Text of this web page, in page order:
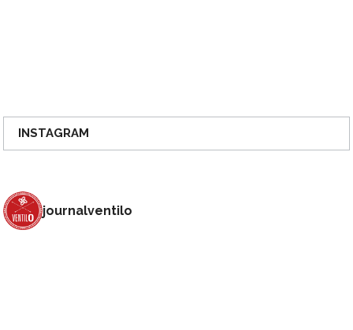
INSTAGRAM
journalventilo